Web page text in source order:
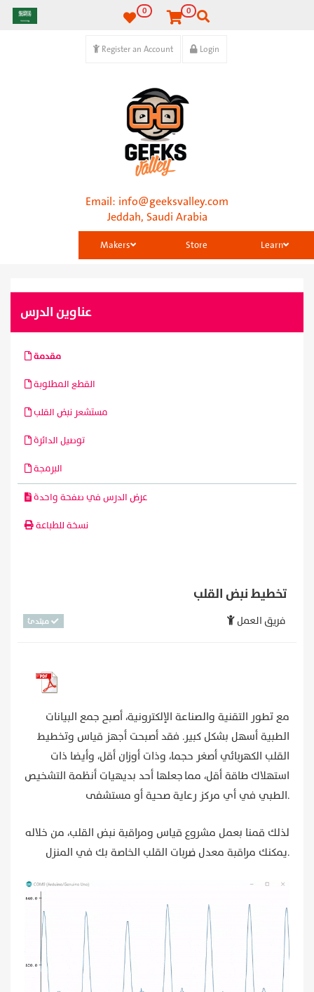
Login
Register an Account
Email: info@geeksvalley.com
Jeddah, Saudi Arabia
Learn
Store
Makers
0 0
عناوين الدرس
مقدمة
القطع المطلوبة
مستشعر نبض القلب
توصيل الدائرة
البرمجة
عرض الدرس في صفحة واحدة
نسخة للطباعة
تخطيط نبض القلب
فريق العمل مبتدئ
مع تطور التقنية والصناعة الإلكترونية، أصبح جمع البيانات
الطبية أسهل بشكل كبير. فقد أصبحت أجهز قياس وتخطيط
القلب الكهربائي أصغر حجما، وذات أوزان أقل، وأيضا ذات
استهلاك طاقة أقل، مما جعلها أحد بديهيات أنظمة التشخيص
الطبي في أي مركز رعاية صحية أو مستشفى.
لذلك قمنا بعمل مشروع قياس ومراقبة نبض القلب، من خلاله
يمكنك مراقبة معدل ضربات القلب الخاصة بك في المنزل.